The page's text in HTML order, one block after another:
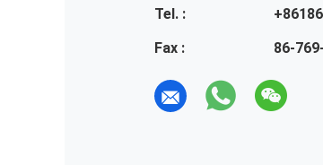
Tel. :
Fax :
86-